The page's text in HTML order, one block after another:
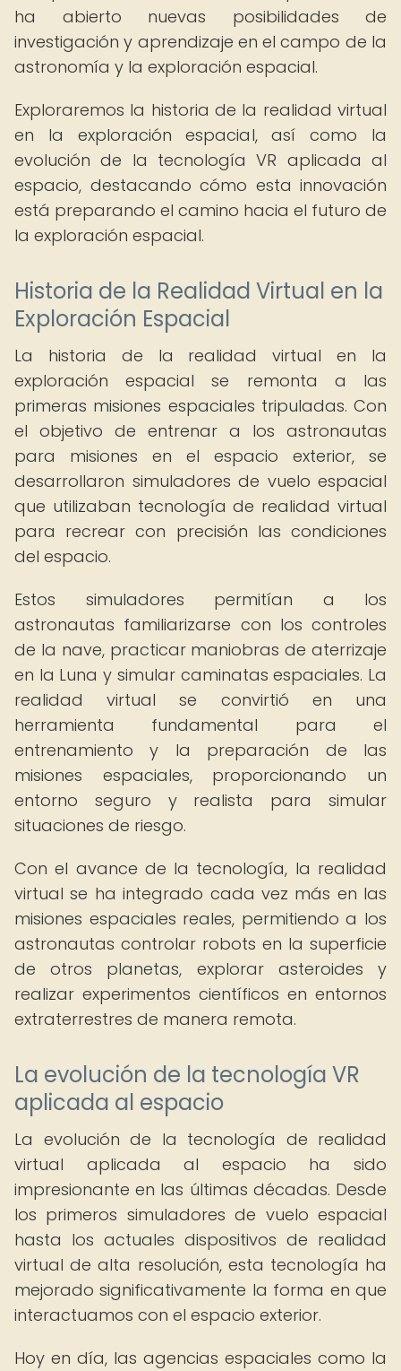
ha abierto nuevas posibilidades de
investigación y aprendizaje en el campo de la
astronomía y la exploración espacial.
Exploraremos la historia de la realidad virtual
en la exploración espacial, así como la
evolución de la tecnología VR aplicada al
espacio, destacando cómo esta innovación
está preparando el camino hacia el futuro de
la exploración espacial.
Historia de la Realidad Virtual en la
Exploración Espacial
La historia de la realidad virtual en la
exploración espacial se remonta a las
primeras misiones espaciales tripuladas. Con
el objetivo de entrenar a los astronautas
para misiones en el espacio exterior, se
desarrollaron simuladores de vuelo espacial
que utilizaban tecnología de realidad virtual
para recrear con precisión las condiciones
del espacio.
Estos simuladores permitían a los
astronautas familiarizarse con los controles
de la nave, practicar maniobras de aterrizaje
en la Luna y simular caminatas espaciales. La
realidad virtual se convirtió en una
herramienta fundamental para el
entrenamiento y la preparación de las
misiones espaciales, proporcionando un
entorno seguro y realista para simular
situaciones de riesgo.
Con el avance de la tecnología, la realidad
virtual se ha integrado cada vez más en las
misiones espaciales reales, permitiendo a los
astronautas controlar robots en la superficie
de otros planetas, explorar asteroides y
realizar experimentos científicos en entornos
extraterrestres de manera remota.
La evolución de la tecnología VR
aplicada al espacio
La evolución de la tecnología de realidad
virtual aplicada al espacio ha sido
impresionante en las últimas décadas. Desde
los primeros simuladores de vuelo espacial
hasta los actuales dispositivos de realidad
virtual de alta resolución, esta tecnología ha
mejorado significativamente la forma en que
interactuamos con el espacio exterior.
Hoy en día, las agencias espaciales como la